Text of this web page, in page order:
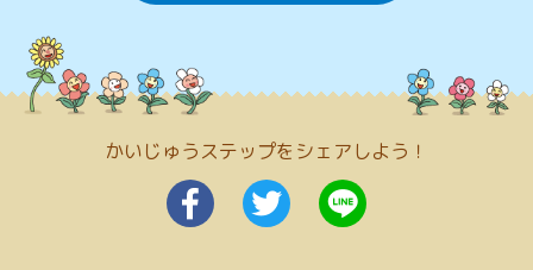
かいじゅうステップをシェアしよう！